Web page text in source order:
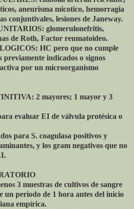
aneurisma micotico, hemorragia
conjuntivales, lesiones de Janeway.
glomerulonefritis,
de Roth, Factor reumatoideo.
HC pero que no cumple
previamente indicados o signos
por un microorganismo
2 mayores; 1 mayor y 3
evaluar EI de válvula protésica o
para S. coagulasa positivos y
y los gram negativos que no
3 muestras de cultivos de sangre
un periodo de 1 hora antes del inicio
empírica.